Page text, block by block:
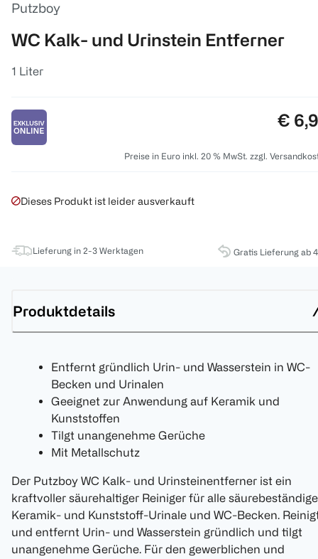
Putzboy
WC Kalk- und Urinstein Entferner
1 Liter
€
Preise in Euro inkl. 20 % MwSt. zzgl.
Dieses Produkt ist leider ausverkauft
Lieferung in 2-3 Werktagen Gratis Lieferung ab
Produktdetails
Entfernt gründlich Urin- und Wasserstein in WC-
Becken und Urinalen
Geeignet zur Anwendung auf Keramik und
Kunststoffen
Tilgt unangenehme Gerüche
Mit Metallschutz
Der Putzboy WC Kalk- und Urinsteinentferner ist ein
kraftvoller säurehaltiger Reiniger für alle säurebeständige
Keramik- und Kunststoff-Urinale und WC-Becken.
und entfernt Urin- und Wasserstein gründlich und tilgt
unangenehme Gerüche. Für den gewerblichen und